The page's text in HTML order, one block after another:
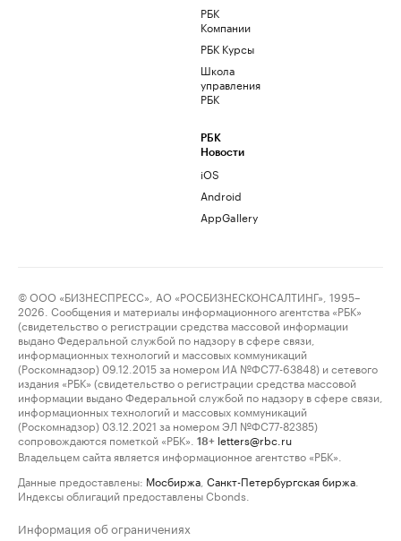
РБК
Компании
РБК Курсы
Школа
управления
РБК
РБК
Новости
iOS
Android
AppGallery
© ООО «БИЗНЕСПРЕСС», АО «РОСБИЗНЕСКОНСАЛТИНГ», 1995–
2026. Сообщения и материалы информационного агентства «РБК»
(свидетельство о регистрации средства массовой информации
выдано Федеральной службой по надзору в сфере связи,
информационных технологий и массовых коммуникаций
(Роскомнадзор) 09.12.2015 за номером ИА №ФС77-63848) и сетевого
издания «РБК» (свидетельство о регистрации средства массовой
информации выдано Федеральной службой по надзору в сфере связи,
информационных технологий и массовых коммуникаций
(Роскомнадзор) 03.12.2021 за номером ЭЛ №ФС77-82385)
сопровождаются пометкой «РБК».
18+ letters@rbc.ru
Владельцем сайта является информационное агентство «РБК».
Данные предоставлены: Мосбиржа Санкт-Петербургская биржа
Индексы облигаций предоставлены Cbonds.
Информация об ограничениях